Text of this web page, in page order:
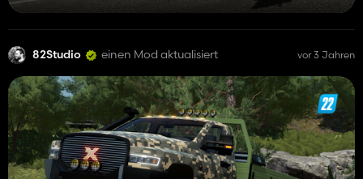
82Studio einen Mod aktualisiert vor 3 Jahren